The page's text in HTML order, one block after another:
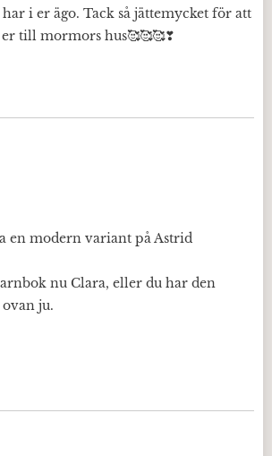
i er ägo. Tack så jättemycket för att
till mormors hus🥰🥰🥰❣
en modern variant på Astrid
nu Clara, eller du har den
ju.